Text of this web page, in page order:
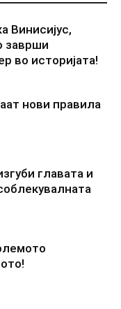
Винисијус,
заврши
во историјата!
нови правила
главата и